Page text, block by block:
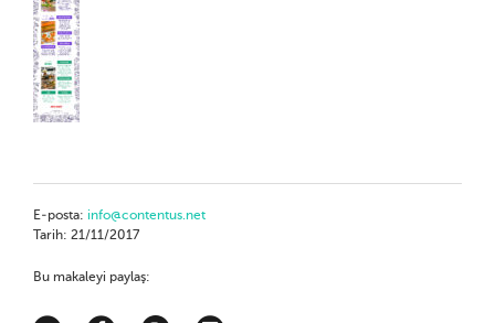
E-posta: info@contentus.net
Tarih: 21/11/2017
Bu makaleyi paylaş: